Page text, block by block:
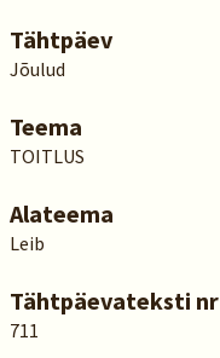
Tähtpäev
Jõulud
Teema
TOITLUS
Alateema
Leib
Tähtpäevateksti nr
711